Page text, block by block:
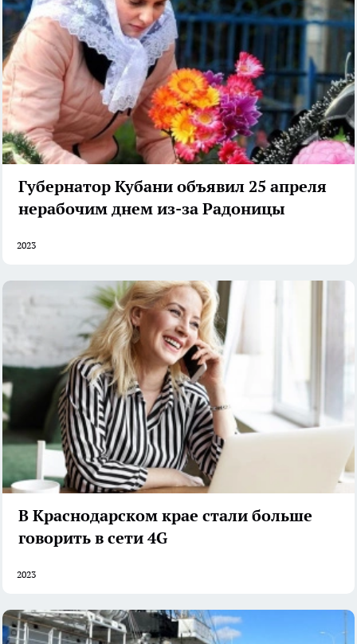
Губернатор Кубани объявил 25 апреля
нерабочим днем из-за Радоницы
2023
В Краснодарском крае стали больше
говорить в сети 4G
2023